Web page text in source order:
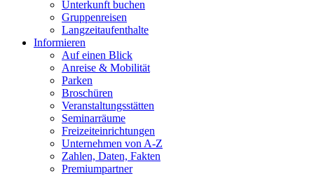
Unterkunft buchen
Gruppenreisen
Langzeitaufenthalte
Informieren
Auf einen Blick
Anreise & Mobilität
Parken
Broschüren
Veranstaltungsstätten
Seminarräume
Freizeiteinrichtungen
Unternehmen von A-Z
Zahlen, Daten, Fakten
Premiumpartner